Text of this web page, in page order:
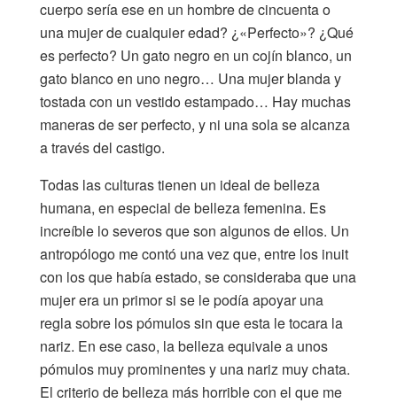
cuerpo sería ese en un hombre de cincuenta o
una mujer de cualquier edad? ¿«Perfecto»? ¿Qué
es perfecto? Un gato negro en un cojín blanco, un
gato blanco en uno negro… Una mujer blanda y
tostada con un vestido estampado… Hay muchas
maneras de ser perfecto, y ni una sola se alcanza
a través del castigo.
Todas las culturas tienen un ideal de belleza
humana, en especial de belleza femenina. Es
increíble lo severos que son algunos de ellos. Un
antropólogo me contó una vez que, entre los inuit
con los que había estado, se consideraba que una
mujer era un primor si se le podía apoyar una
regla sobre los pómulos sin que esta le tocara la
nariz. En ese caso, la belleza equivale a unos
pómulos muy prominentes y una nariz muy chata.
El criterio de belleza más horrible con el que me